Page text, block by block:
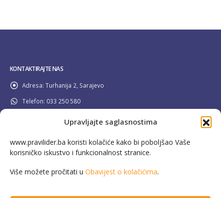
Upravljajte saglasnostima
www.pravilider.ba koristi kolačiće kako bi poboljšao Vaše
korisničko iskustvo i funkcionalnost stranice.
Više možete pročitati u Obavijest o kolačićima.
KONTAKTIRAJTE NAS
Adresa: Turhanija 2, Sarajevo
Telefon: 033 250 580